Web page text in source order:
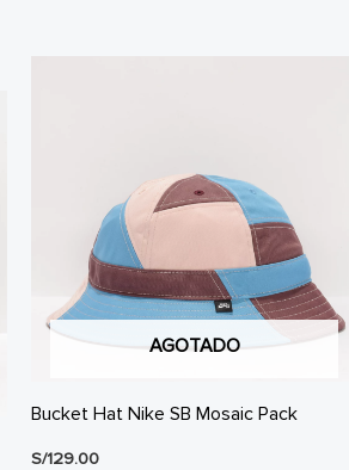
AGOTADO
Bucket Hat Nike SB Mosaic Pack
S/129.00